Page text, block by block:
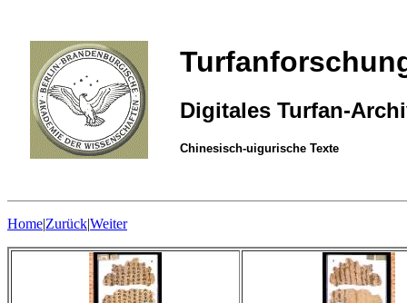
Digitales Turfan-
Chinesisch-uigurische Texte
Home|Zurück|Weiter